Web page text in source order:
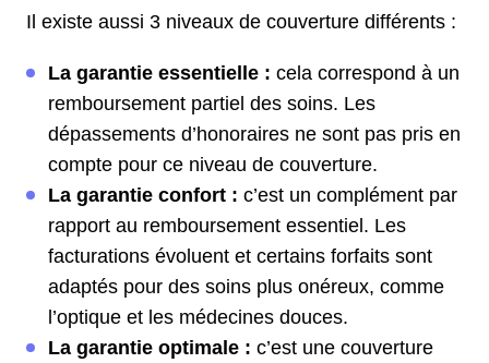
Il existe aussi 3 niveaux de couverture différents :
La garantie essentielle : cela correspond à un
remboursement partiel des soins. Les
dépassements d’honoraires ne sont pas pris en
compte pour ce niveau de couverture.
La garantie confort : c’est un complément par
rapport au remboursement essentiel. Les
facturations évoluent et certains forfaits sont
adaptés pour des soins plus onéreux, comme
l’optique et les médecines douces.
La garantie optimale : c’est une couverture